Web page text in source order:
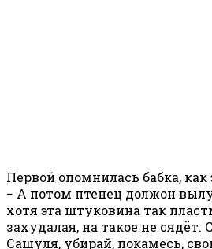
Первой опомнилась бабка,
− А потом птенец должон
хотя эта штуковина так
захудалая, на такое не
Сашуля, убирай, покамесь,